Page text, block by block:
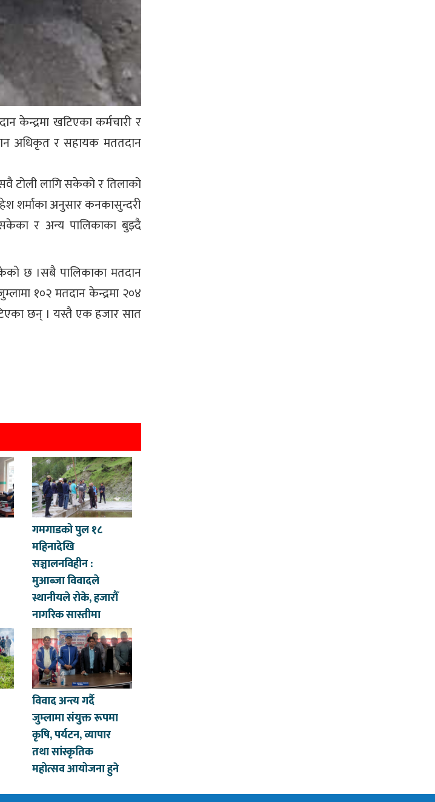
केन्द्रमा खटिएका कर्मचारी र
अधिकृत र सहायक मततदान
सवै टोली लागि सकेको र तिलाको
शर्माका अनुसार कनकासुन्दरी
र अन्य पालिकाका बुझ्दै
छ ।सबै पालिकाका मतदान
१०२ मतदान केन्द्रमा २०४
छन् । यस्तै एक हजार सात
गमगाडको पुल १८
महिनादेखि
सञ्चालनविहीन :
मुआब्जा विवादले
स्थानीयले रोके, हजारौँ
नागरिक सास्तीमा
विवाद अन्त्य गर्दै
जुम्लामा संयुक्त रूपमा
कृषि, पर्यटन, व्यापार
तथा सांस्कृतिक
महोत्सव आयोजना हुने